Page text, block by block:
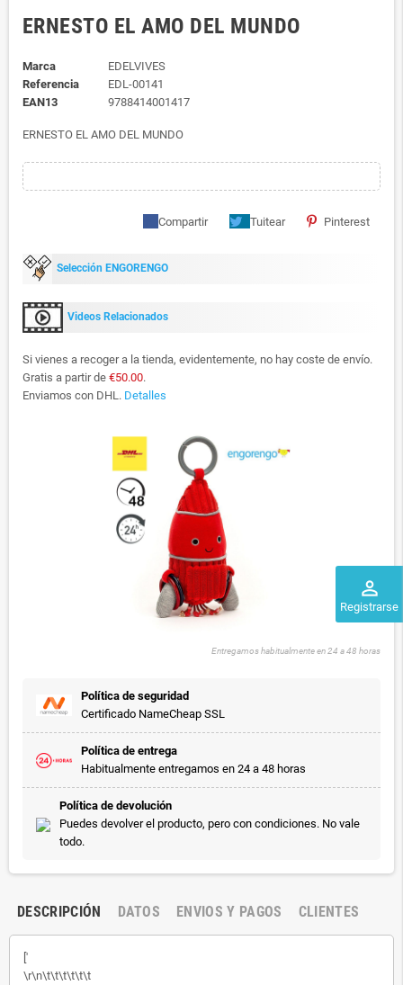
perm_identity
Registrarse
ERNESTO EL AMO DEL MUNDO
Marca
EDELVIVES
Referencia
EDL-00141
EAN13
9788414001417
ERNESTO EL AMO DEL MUNDO
Compartir Tuitear Pinterest
Selección ENGORENGO
Videos Relacionados
Si vienes a recoger a la tienda, evidentemente, no hay coste de envío.
Gratis a partir de €50.00.
Enviamos con DHL. Detalles
Entregamos habitualmente en 24 a 48 horas
Política de seguridad
Certificado NameCheap SSL
Política de entrega
Habitualmente entregamos en 24 a 48 horas
Política de devolución
Puedes devolver el producto, pero con condiciones. No vale
todo.
DESCRIPCIÓN DATOS ENVIOS Y PAGOS CLIENTES
['
\r\n\t\t\t\t\t\t